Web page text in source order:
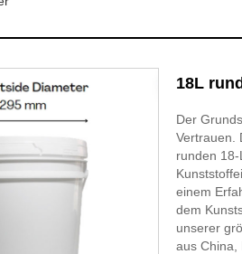
18L
Der
Vertrauen.
runden
einem
dem
unserer
aus China,